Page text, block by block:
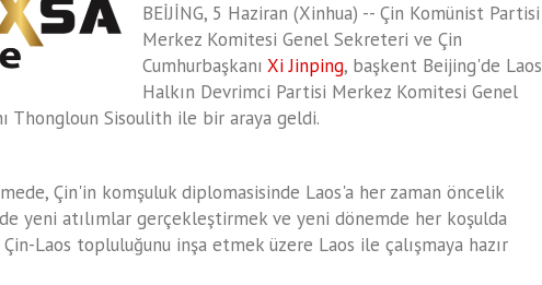
BEİJİNG, 5 Haziran (Xinhua) -- Çin Komünist Partisi
Merkez Komitesi Genel Sekreteri ve Çin
Cumhurbaşkanı Xi Jinping, başkent Beijing'de Laos
Halkın Devrimci Partisi Merkez Komitesi Genel
Thongloun Sisoulith ile bir araya geldi.
Çin'in komşuluk diplomasisinde Laos'a her zaman öncelik
yeni atılımlar gerçekleştirmek ve yeni dönemde her koşulda
Laos topluluğunu inşa etmek üzere Laos ile çalışmaya hazır